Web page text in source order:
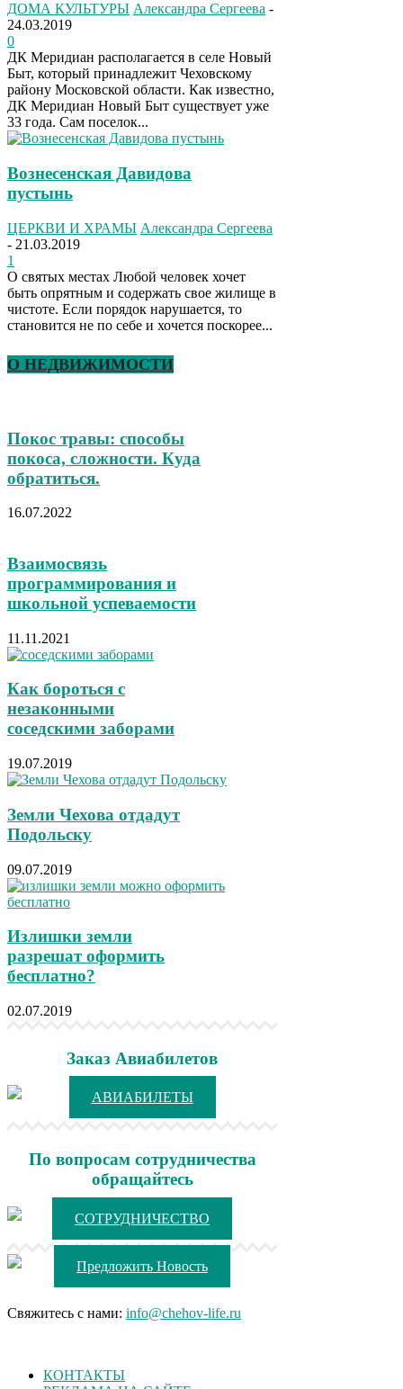
ДОМА КУЛЬТУРЫ Александра Сергеева -
24.03.2019
0
ДК Меридиан располагается в селе Новый
Быт, который принадлежит Чеховскому
району Московской области. Как известно,
ДК Меридиан Новый Быт существует уже
33 года. Сам поселок...
Вознесенская Давидова
пустынь
ЦЕРКВИ И ХРАМЫ Александра Сергеева
- 21.03.2019
1
О святых местах Любой человек хочет
быть опрятным и содержать свое жилище в
чистоте. Если порядок нарушается, то
становится не по себе и хочется поскорее...
О НЕДВИЖИМОСТИ
Покос травы: способы
покоса, сложности. Куда
обратиться.
16.07.2022
Взаимосвязь
программирования и
школьной успеваемости
11.11.2021
Как бороться с
незаконными
соседскими заборами
19.07.2019
Земли Чехова отдадут
Подольску
09.07.2019
Излишки земли
разрешат оформить
бесплатно?
02.07.2019
Заказ Авиабилетов
АВИАБИЛЕТЫ
По вопросам сотрудничества
обращайтесь
СОТРУДНИЧЕСТВО
Предложить Новость
Свяжитесь с нами: info@chehov-life.ru
КОНТАКТЫ